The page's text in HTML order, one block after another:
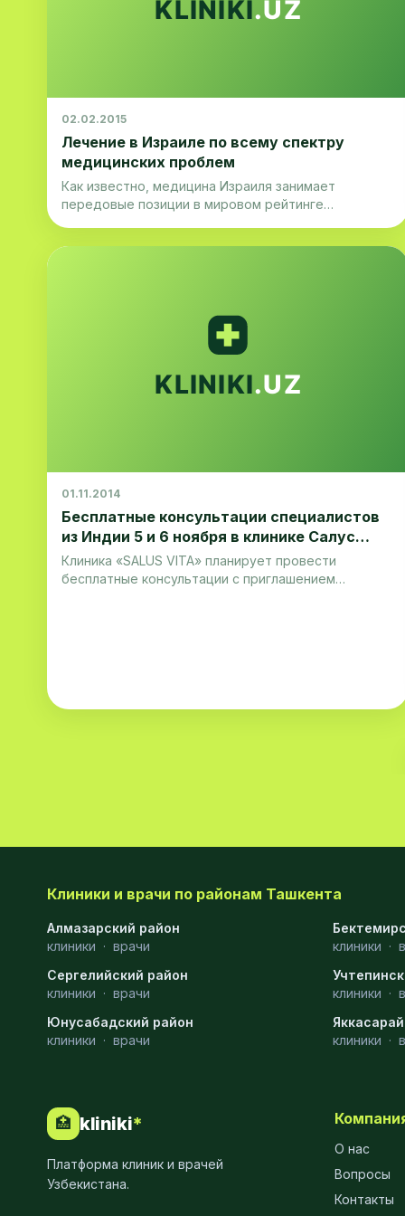
02.02.2015
Лечение в Израиле по всему спектру
медицинских проблем
Как известно, медицина Израиля занимает
передовые позиции в мировом рейтинге
01.11.2014
Бесплатные консультации специалистов
из Индии 5 и 6 ноября в клинике Салус
Вита
Клиника «SALUS VITA» планирует провести
бесплатные консультации с приглашением
Клиники и врачи по районам Ташкента
Алмазарский район
клиники · врачи
клиники ·
Сергелийский район
клиники · врачи
клиники ·
Юнусабадский район
клиники · врачи
клиники ·
🏥 kliniki*
Платформа клиник и врачей
Узбекистана.
О нас
Вопросы
Контакты